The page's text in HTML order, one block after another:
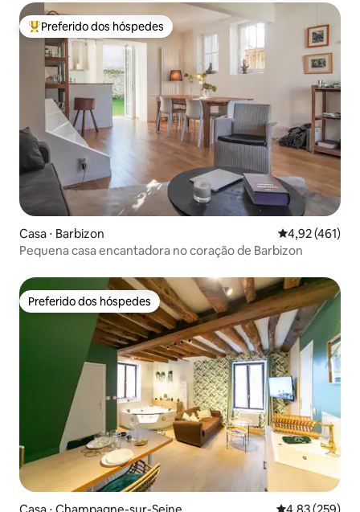
Entre os melhores preferidos dos hóspedes
Preferido dos hóspedes
Casa ⋅ Barbizon 4,92 de uma
4,92 (461)
Pequena casa encantadora no coração de Barbizon
Preferido dos hóspedes
Preferido dos hóspedes